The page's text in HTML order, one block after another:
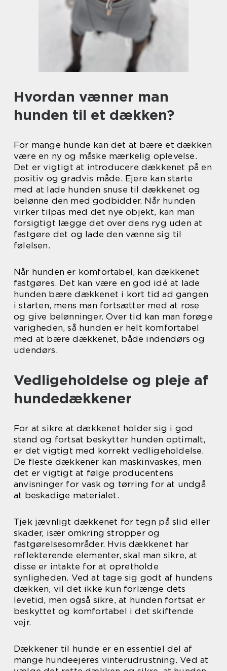
Hvordan vænner man
hunden til et dækken?
For mange hunde kan det at bære et dækken
være en ny og måske mærkelig oplevelse.
Det er vigtigt at introducere dækkenet på en
positiv og gradvis måde. Ejere kan starte
med at lade hunden snuse til dækkenet og
belønne den med godbidder. Når hunden
virker tilpas med det nye objekt, kan man
forsigtigt lægge det over dens ryg uden at
fastgøre det og lade den vænne sig til
følelsen.
Når hunden er komfortabel, kan dækkenet
fastgøres. Det kan være en god idé at lade
hunden bære dækkenet i kort tid ad gangen
i starten, mens man fortsætter med at rose
og give belønninger. Over tid kan man forøge
varigheden, så hunden er helt komfortabel
med at bære dækkenet, både indendørs og
udendørs.
Vedligeholdelse og pleje af
hundedækkener
For at sikre at dækkenet holder sig i god
stand og fortsat beskytter hunden optimalt,
er det vigtigt med korrekt vedligeholdelse.
De fleste dækkener kan maskinvaskes, men
det er vigtigt at følge producentens
anvisninger for vask og tørring for at undgå
at beskadige materialet.
Tjek jævnligt dækkenet for tegn på slid eller
skader, især omkring stropper og
fastgørelsesområder. Hvis dækkenet har
reflekterende elementer, skal man sikre, at
disse er intakte for at opretholde
synligheden. Ved at tage sig godt af hundens
dækken, vil det ikke kun forlænge dets
levetid, men også sikre, at hunden fortsat er
beskyttet og komfortabel i det skiftende
vejr.
Dækkener til hunde er en essentiel del af
mange hundeejeres vinterudrustning. Ved at